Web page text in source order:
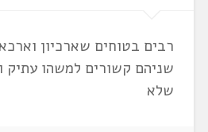
רבים בטוחים שארכיון
שניהם קשורים למשהו עתיק
שלא